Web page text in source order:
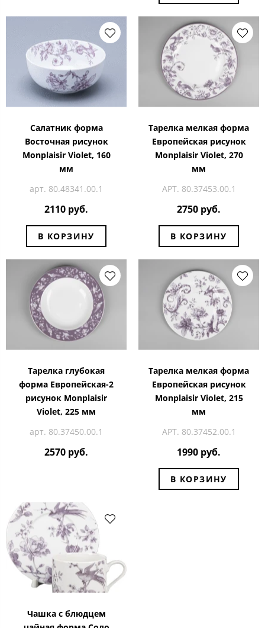
Салатник форма
Восточная рисунок
Monplaisir Violet, 160
мм
арт. 80.48341.00.1
2110 руб.
В КОРЗИНУ
Тарелка мелкая форма
Европейская рисунок
Monplaisir Violet, 270
мм
АРТ. 80.37453.00.1
2750 руб.
В КОРЗИНУ
Тарелка глубокая
форма Европейская-2
рисунок Monplaisir
Violet, 225 мм
арт. 80.37450.00.1
2570 руб.
Тарелка мелкая форма
Европейская рисунок
Monplaisir Violet, 215
мм
АРТ. 80.37452.00.1
1990 руб.
В КОРЗИНУ
Чашка с блюдцем